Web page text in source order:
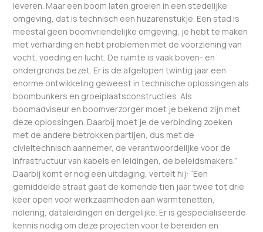
leveren. Maar een boom laten groeien in een stedelijke
omgeving, dat is technisch een huzarenstukje. Een stad is
meestal geen boomvriendelijke omgeving, je hebt te maken
met verharding en hebt problemen met de voorziening van
vocht, voeding en lucht. De ruimte is vaak boven- en
ondergronds bezet. Er is de afgelopen twintig jaar een
enorme ontwikkeling geweest in technische oplossingen als
boombunkers en groeiplaatsconstructies. Als
boomadviseur en boomverzorger moet je bekend zijn met
deze oplossingen. Daarbij moet je de verbinding zoeken
met de andere betrokken partijen, dus met de
civieltechnisch aannemer, de verantwoordelijke voor de
infrastructuur van kabels en leidingen, de beleidsmakers.”
Daarbij komt er nog een uitdaging, vertelt hij: “Een
gemiddelde straat gaat de komende tien jaar twee tot drie
keer open voor werkzaamheden aan warmtenetten,
riolering, dataleidingen en dergelijke. Er is gespecialiseerde
kennis nodig om deze projecten voor te bereiden en